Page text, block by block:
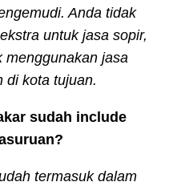
Anda tidak
untuk jasa sopir,
menggunakan jasa
di kota tujuan.
sudah include
termasuk dalam